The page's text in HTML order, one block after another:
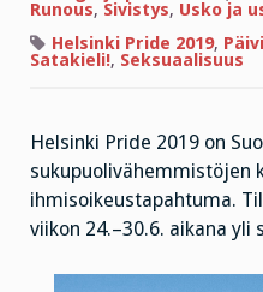
Päivi
Runous, Sivistys, Usko ja
Helsinki Pride 2019,
Satakieli!, Seksuaalisuus
Helsinki Pride 2019 on
sukupuolivähemmistöjen
ihmisoikeustapahtuma.
viikon 24.–30.6. aikana yli